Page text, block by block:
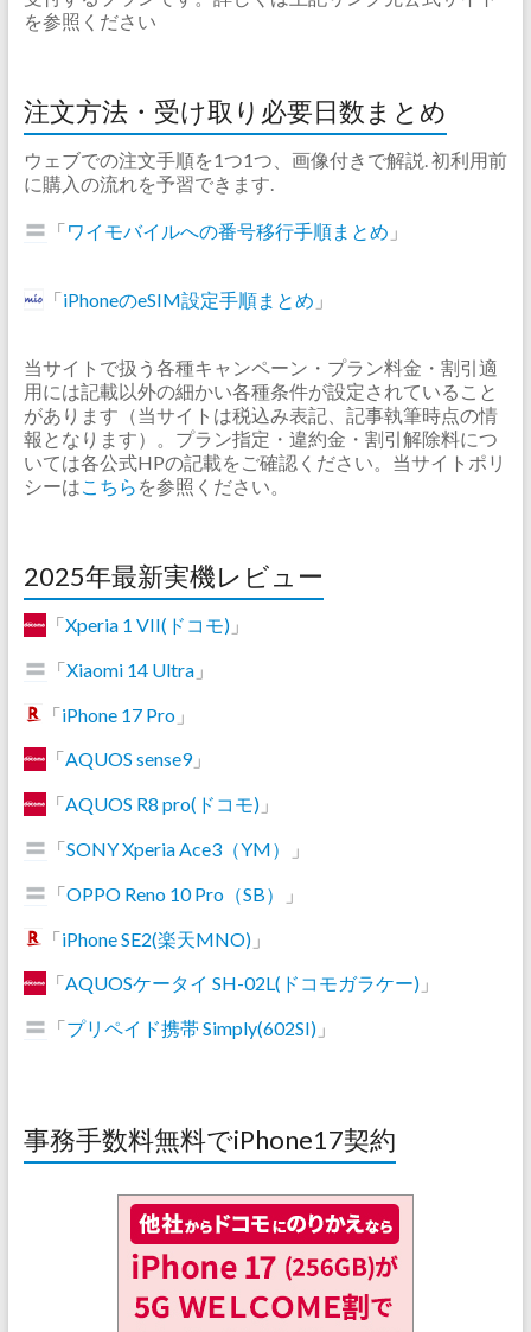
を参照ください
注文方法・受け取り必要日数まとめ
ウェブでの注文手順を1つ1つ、画像付きで解説. 初利用前
に購入の流れを予習できます.
「ワイモバイルへの番号移行手順まとめ 」
「iPhoneのeSIM設定手順まとめ 」
当サイトで扱う各種キャンペーン・プラン料金・割引適
用には記載以外の細かい各種条件が設定されていること
があります（当サイトは税込み表記、記事執筆時点の情
報となります）。プラン指定・違約金・割引解除料につ
いては各公式HPの記載をご確認ください。当サイトポリ
シーはこちら を参照ください。
2025年最新実機レビュー
「Xperia 1 VII(ドコモ)」
「Xiaomi 14 Ultra」
「iPhone 17 Pro」
「AQUOS sense9」
「AQUOS R8 pro(ドコモ)」
「SONY Xperia Ace3（YM）
」
「OPPO Reno 10 Pro（SB）
」
「iPhone SE2(楽天MNO)」
「AQUOSケータイ SH-02L(ドコモガラケー)」
「プリペイド携帯 Simply(602SI)」
事務手数料無料でiPhone17契約